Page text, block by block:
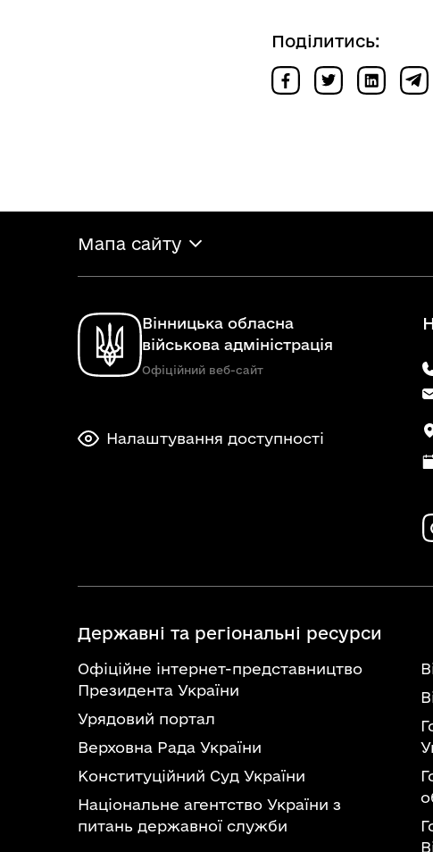
Поділитись:
Мапа сайту
Вінницька обласна
військова адміністрація
Офіційний веб-сайт
Налаштування доступності
Державні та регіональні ресурси
Офіційне інтернет-представництво
Президента України
Урядовий портал
Верховна Рада України
Конституційний Суд України
Національне агентство України з
питань державної служби